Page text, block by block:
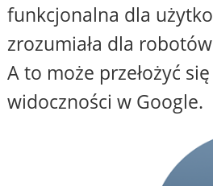
funkcjonalna dla
zrozumiała dla
A to może przełożyć
widoczności w Google.